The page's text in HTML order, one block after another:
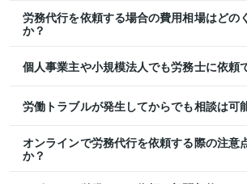
労務代行を依頼する場合の費用相場はどの
か？
個人事業主や小規模法人でも労務士に依頼
労働トラブルが発生してからでも相談は可
オンラインで労務代行を依頼する際の注意
か？